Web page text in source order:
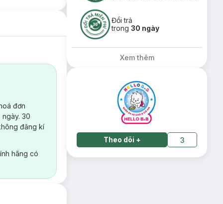
đơn
30
đăng kí
hãng có
Đổi trả
trong30 ngày
Xem thêm
Theo dõi + 3